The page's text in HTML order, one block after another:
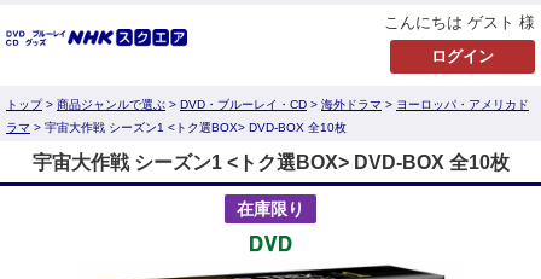
こんにちは ゲスト 様
トップ> 商品ジャンルで選ぶ > DVD・ブルーレイ・CD > 海外ドラマ > ヨーロッパ・アメリカド
ラマ > 宇宙大作戦 シーズン1 <トク選BOX> DVD-BOX 全10枚
宇宙大作戦 シーズン1 <トク選BOX> DVD-BOX 全10枚
在庫限り